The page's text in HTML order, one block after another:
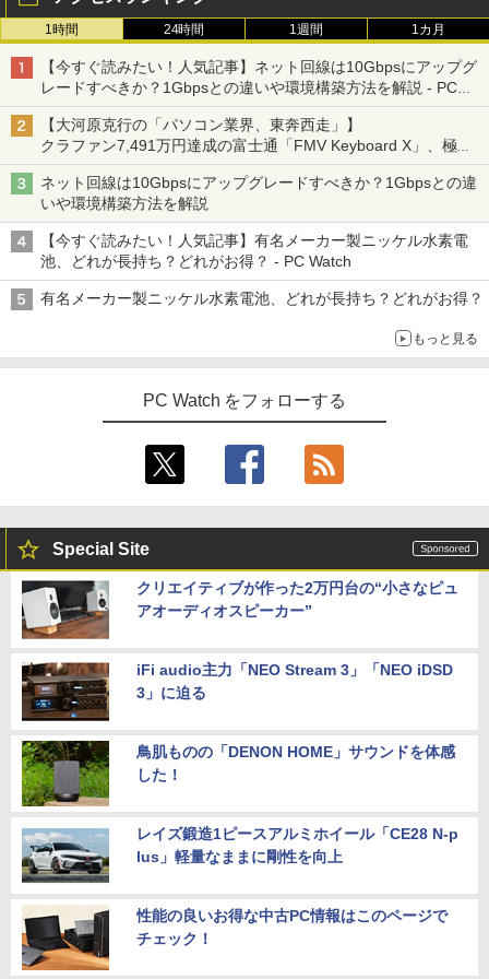
1時間 24時間 1週間 1カ月
【今すぐ読みたい！人気記事】ネット回線は10Gbpsにアップグ
レードすべきか？1Gbpsとの違いや環境構築方法を解説 - PC
Watch
【大河原克行の「パソコン業界、東奔西走」】
クラファン7,491万円達成の富士通「FMV Keyboard X」、極限
の静音化を追求
ネット回線は10Gbpsにアップグレードすべきか？1Gbpsとの違
いや環境構築方法を解説
【今すぐ読みたい！人気記事】有名メーカー製ニッケル水素電
池、どれが長持ち？どれがお得？ - PC Watch
有名メーカー製ニッケル水素電池、どれが長持ち？どれがお得？
もっと見る
PC Watch をフォローする
Special Site
クリエイティブが作った2万円台の“小さなピュ
アオーディオスピーカー”
iFi audio主力「NEO Stream 3」「NEO iDSD
3」に迫る
鳥肌ものの「DENON HOME」サウンドを体感
した！
レイズ鍛造1ピースアルミホイール「CE28 N-p
lus」軽量なままに剛性を向上
性能の良いお得な中古PC情報はこのページで
チェック！